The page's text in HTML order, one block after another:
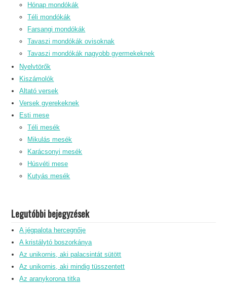
Hónap mondókák
Téli mondókák
Farsangi mondókák
Tavaszi mondókák ovisoknak
Tavaszi mondókák nagyobb gyermekeknek
Nyelvtörők
Kiszámolók
Altató versek
Versek gyerekeknek
Esti mese
Téli mesék
Mikulás mesék
Karácsonyi mesék
Húsvéti mese
Kutyás mesék
Legutóbbi bejegyzések
A jégpalota hercegnője
A kristálytó boszorkánya
Az unikornis, aki palacsintát sütött
Az unikornis, aki mindig tüsszentett
Az aranykorona titka